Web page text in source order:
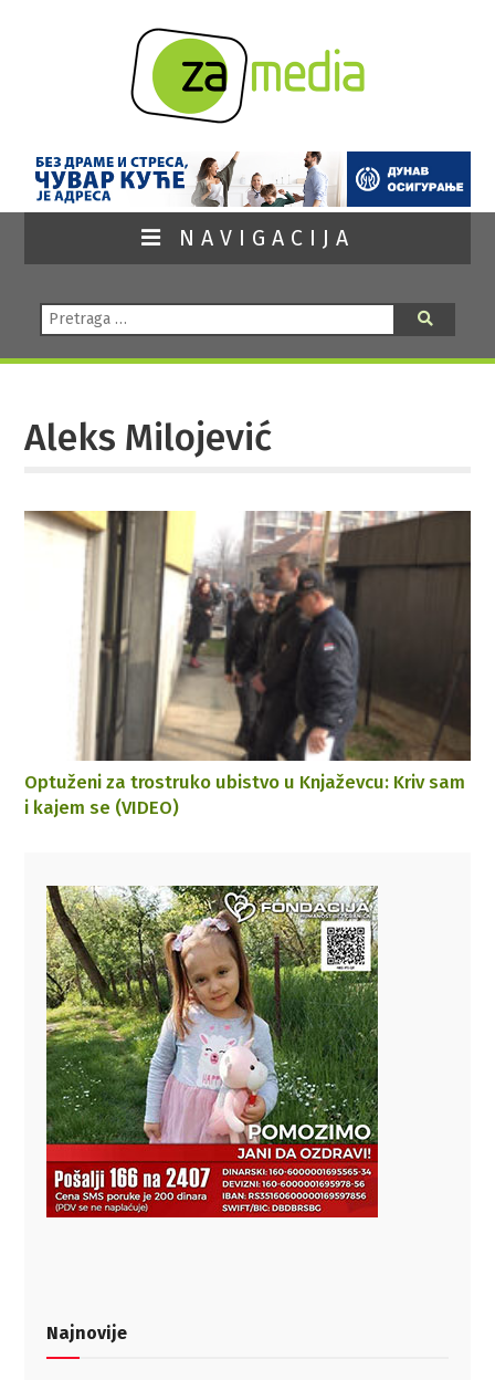
NAVIGACIJA
Pretraga:
Aleks Milojević
Optuženi za trostruko ubistvo u Knjaževcu: Kriv sam
i kajem se (VIDEO)
Najnovije